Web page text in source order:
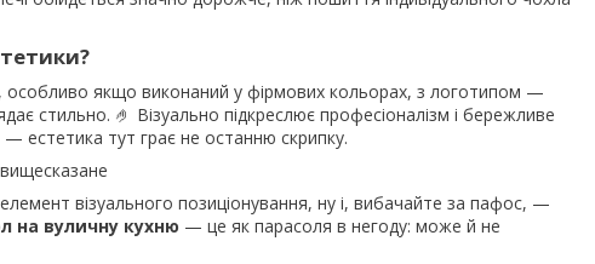
особливо якщо виконаний у фірмових кольорах, з логотипом —
стильно. 🤌 Візуально підкреслює професіоналізм і бережливе
естетика тут грає не останню скрипку.
візуального позиціонування, ну і, вибачайте за пафос, —
на вуличну кухню — це як парасоля в негоду: може й не